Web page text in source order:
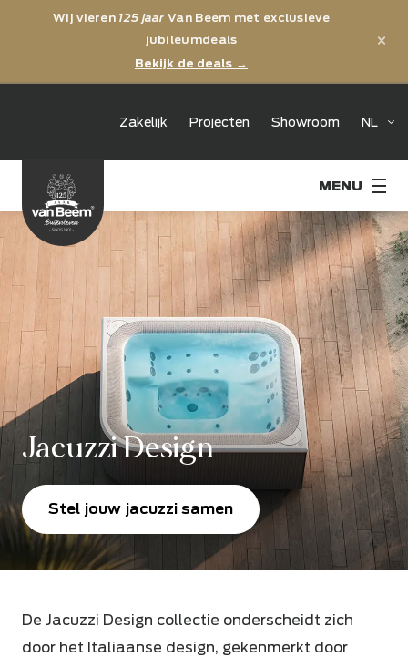
Wij vieren 125 jaar Van Beem met exclusieve
jubileumdeals
Bekijk de deals →
×
Zakelijk Projecten Showroom NL
Jacuzzi Design
Stel jouw jacuzzi samen
De Jacuzzi Design collectie onderscheidt zich
door het Italiaanse design, gekenmerkt door